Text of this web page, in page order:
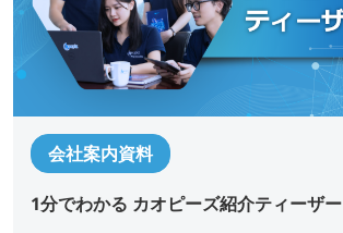
会社案内資料
1分でわかる カオピーズ紹介ティーザー